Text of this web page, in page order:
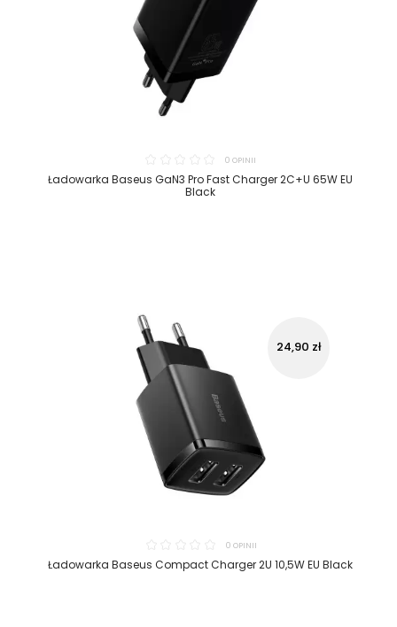
0 OPINII
Ładowarka Baseus GaN3 Pro Fast Charger 2C+U 65W EU
Black
0 OPINII
Ładowarka Baseus Compact Charger 2U 10,5W EU Black
24,90 zł